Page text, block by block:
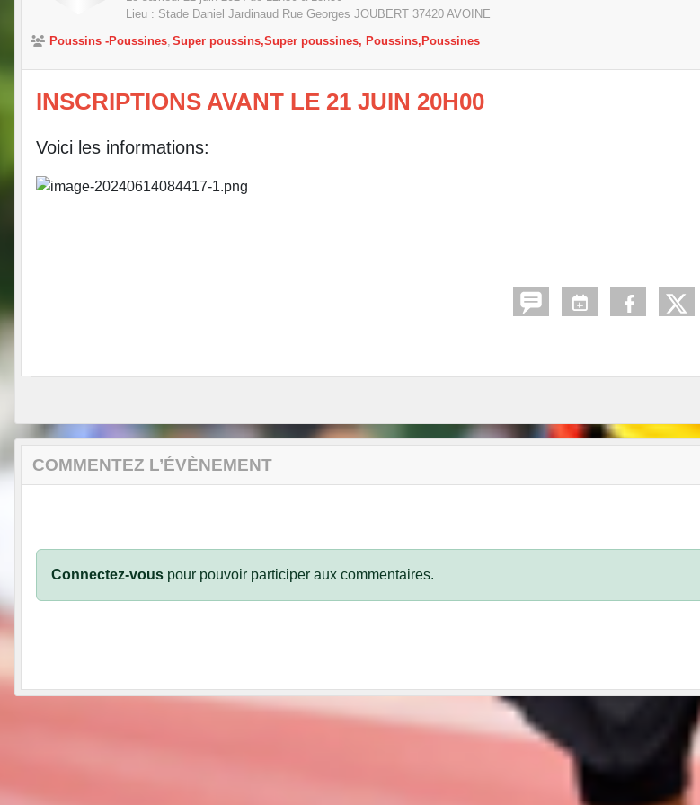
Lieu : Stade Daniel Jardinaud Rue Georges JOUBERT 37420 AVOINE
Poussins -Poussines Super poussins,Super poussines, Poussins,Poussines
INSCRIPTIONS AVANT LE 21 JUIN 20H00
Voici les informations:
COMMENTEZ L’ÉVÈNEMENT
Connectez-vous pour pouvoir participer aux commentaires.